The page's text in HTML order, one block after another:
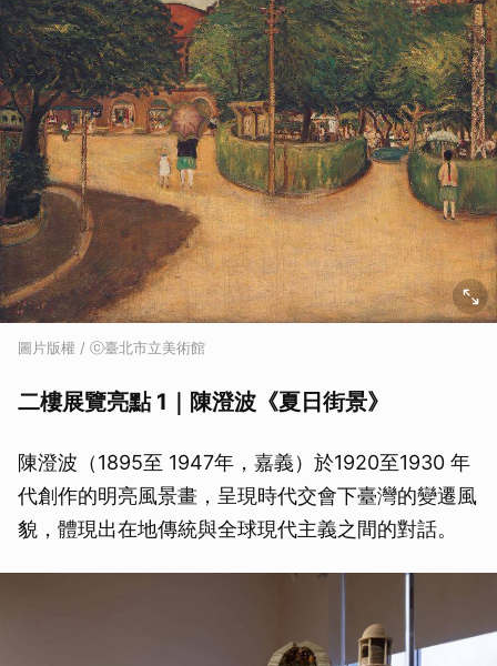
圖片版權 / ⓒ臺北市立美術館
二樓展覽亮點 1｜陳澄波《夏日街景》
陳澄波（1895至 1947年，嘉義）於1920至1930 年
代創作的明亮風景畫，呈現時代交會下臺灣的變遷風
貌，體現出在地傳統與全球現代主義之間的對話。